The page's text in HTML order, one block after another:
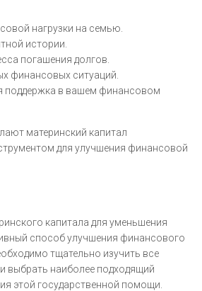
нагрузки на семью.
истории.
погашения долгов.
финансовых ситуаций.
поддержка в вашем финансовом
материнский капитал
для улучшения финансовой
капитала для уменьшения
способ улучшения финансового
тщательно изучить все
выбрать наиболее подходящий
этой государственной помощи.